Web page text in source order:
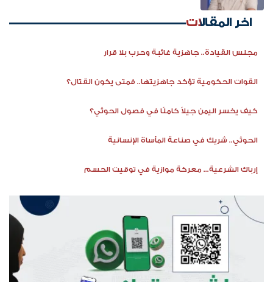
اخر المقالات
مجلس القيادة.. جاهزية غائبة وحرب بلا قرار
القوات الحكومية تؤكد جاهزيتها.. فمتى يكون القتال؟
كيف يخسر اليمن جيلاً كاملًا في فصول الحوثي؟
الحوثي.. شريك في صناعة المأساة الإنسانية
إرباك الشرعية... معركة موازية في توقيت الحسم